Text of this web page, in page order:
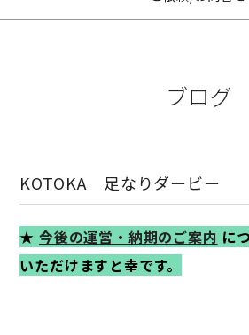
ブログ
KOTOKA 足なりダービー
★今後の運営・納期のご案内 に
いただけますと幸です。